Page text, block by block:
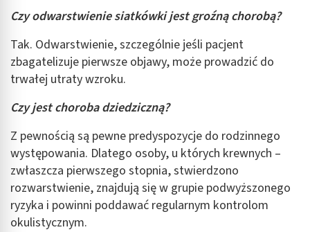
Czy odwarstwienie siatkówki jest groźną chorobą?
Tak. Odwarstwienie, szczególnie jeśli pacjent
zbagatelizuje pierwsze objawy, może prowadzić do
trwałej utraty wzroku.
Czy jest choroba dziedziczną?
Z pewnością są pewne predyspozycje do rodzinnego
występowania. Dlatego osoby, u których krewnych –
zwłaszcza pierwszego stopnia, stwierdzono
rozwarstwienie, znajdują się w grupie podwyższonego
ryzyka i powinni poddawać regularnym kontrolom
okulistycznym.